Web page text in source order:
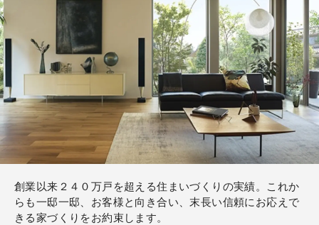
創業以来２４０万戸を超える住まいづくりの実績。これか
らも一邸一邸、お客様と向き合い、末長い信頼にお応えで
きる家づくりをお約束します。